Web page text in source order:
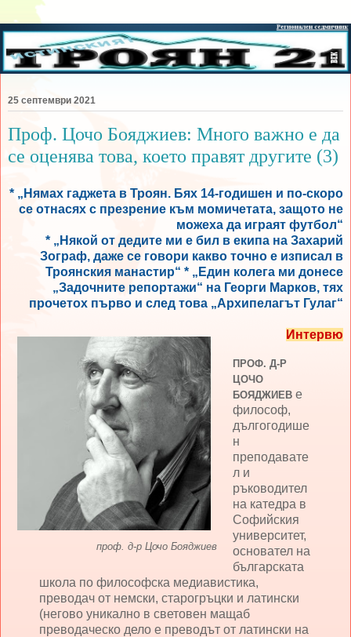
25 септември 2021
Проф. Цочо Бояджиев: Много важно е да
се оценява това, което правят другите (3)
* „Нямах гаджета в Троян. Бях 14-годишен и по-скоро
се отнасях с презрение към момичетата, защото не
можеха да играят футбол“
* „Някой от дедите ми е бил в екипа на Захарий
Зограф, даже се говори какво точно е изписал в
Троянския манастир“ * „Един колега ми донесе
„Задочните репортажи“ на Георги Марков, тях
прочетох първо и след това „Архипелагът Гулаг“
проф. д-р Цочо Бояджиев
Интервю
ПРОФ. Д-Р
ЦОЧО
БОЯДЖИЕВе
философ,
дългогодише
н
преподавате
л и
ръководител
на катедра в
Софийския
университет,
основател на
българската
школа по философска медиавистика,
преводач от немски, старогръцки и латински
(негово уникално в световен мащаб
преводаческо дело е преводът от латински на